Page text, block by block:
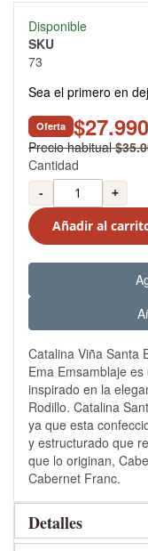
the
beginning
the
images
gallery
Disponible
SKU
73
Sea el primero en
Oferta $27.990
Precio habitual
Cantidad
-
+
Añadir al
Catalina Viña Santa
Ema Emsamblaje
inspirado en la
Rodillo. Catalina
ya que esta
y estructurado que
que lo originan,
Cabernet Franc.
Detalles